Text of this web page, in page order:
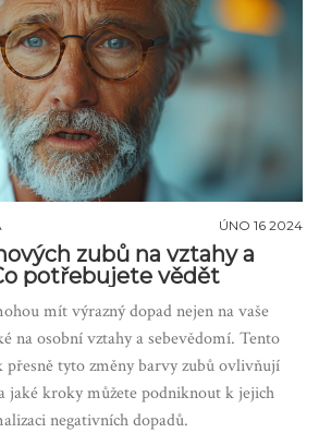
ÚNO 16 2024
zubů na vztahy a
potřebujete vědět
mít výrazný dopad nejen na vaše
na osobní vztahy a sebevědomí. Tento
přesně tyto změny barvy zubů ovlivňují
jaké kroky můžete podniknout k jejich
negativních dopadů.